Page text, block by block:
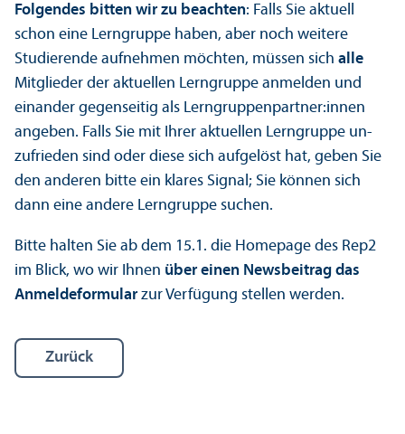
Folgendes bitten wir zu beachten: Falls Sie aktuell
schon eine Lern­gruppe haben, aber noch weitere
Studierende aufnehmen möchten, müssen sich alle
Mitglieder der aktuellen Lern­gruppe anmelden und
einander gegenseitig als Lern­gruppen­partner:innen
angeben. Falls Sie mit Ihrer aktuellen Lern­gruppe un­
zufrieden sind oder diese sich aufgelöst hat, geben Sie
den anderen bitte ein klares Signal; Sie können sich
dann eine andere Lern­gruppe suchen.
Bitte halten Sie ab dem 15.1. die Homepage des Rep2
im Blick, wo wir Ihnen über einen Newsbeitrag das
Anmeldeformularzur Verfügung stellen werden.
Zurück